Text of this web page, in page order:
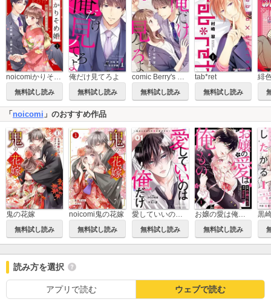
noicomiかりそめ婚～この溺愛は契約にありません～
無料試し読み
俺だけ見てろよ
無料試し読み
comic Berry's 俺だけ見てろよ
無料試し読み
tab*ret
無料試し読み
緋
「 noicomi 」のおすすめ作品
鬼の花嫁
無料試し読み
noicomi鬼の花嫁
無料試し読み
愛していいのは俺だけ～幼なじみからの愛が深すぎる～
無料試し読み
お嬢の愛は俺のもの
無料試し読み
読み方を選択
アプリで読む ウェブで読む